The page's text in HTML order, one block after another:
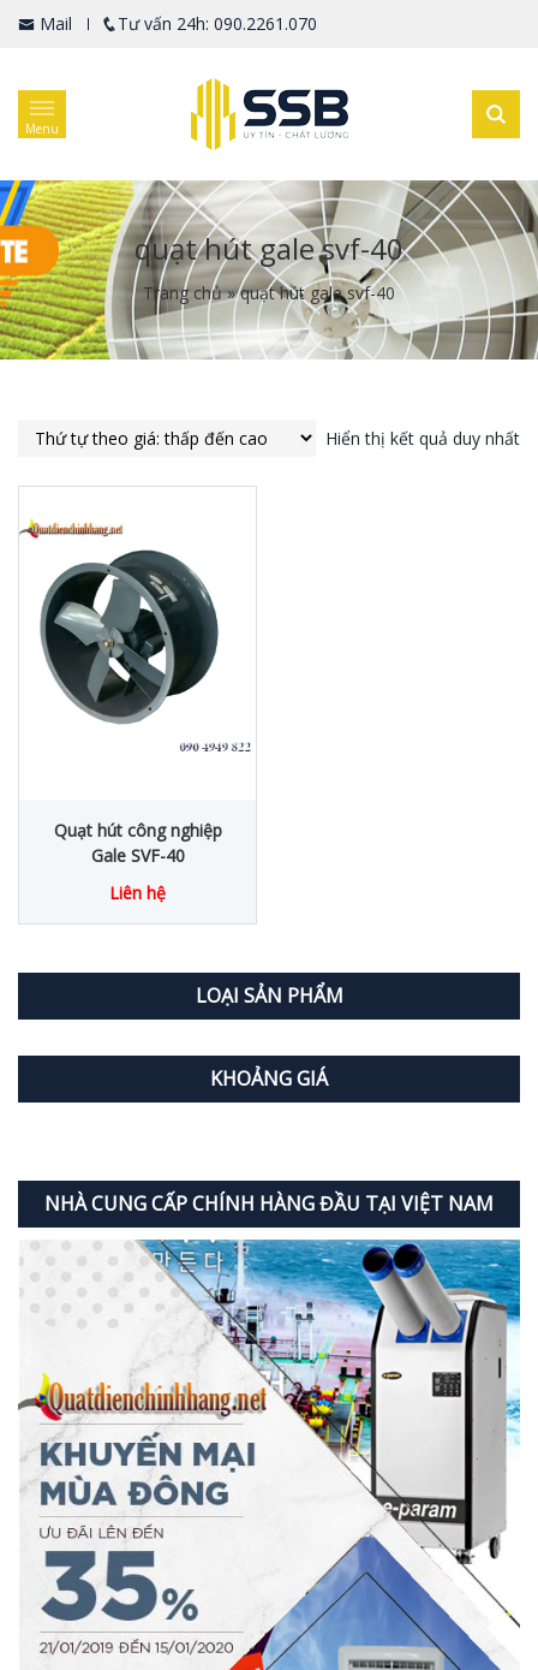
Mail Tư vấn 24h: 090.2261.070
Menu
quạt hút gale svf-40
Trang chủ»quạt hút gale svf-40
Hiển thị kết quả duy nhất
Quạt hút công nghiệp
Gale SVF-40
Liên hệ
LOẠI SẢN PHẨM
KHOẢNG GIÁ
NHÀ CUNG CẤP CHÍNH HÀNG ĐẦU TẠI VIỆT NAM